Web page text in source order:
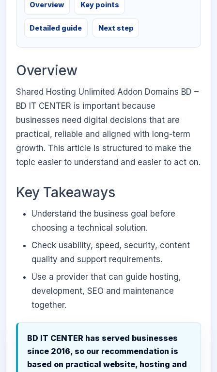
Overview Key points
Detailed guide Next step
Overview
Shared Hosting Unlimited Addon Domains BD –
BD IT CENTER is important because
businesses need digital decisions that are
practical, reliable and aligned with long-term
growth. This article is structured to make the
topic easier to understand and easier to act on.
Key Takeaways
Understand the business goal before
choosing a technical solution.
Check usability, speed, security, content
quality and support requirements.
Use a provider that can guide hosting,
development, SEO and maintenance
together.
BD IT CENTER has served businesses
since 2016, so our recommendation is
based on practical website, hosting and